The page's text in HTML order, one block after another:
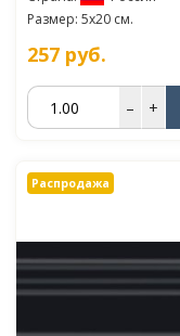
Размер: 5x20 см.
257 руб.
– +
Распродажа